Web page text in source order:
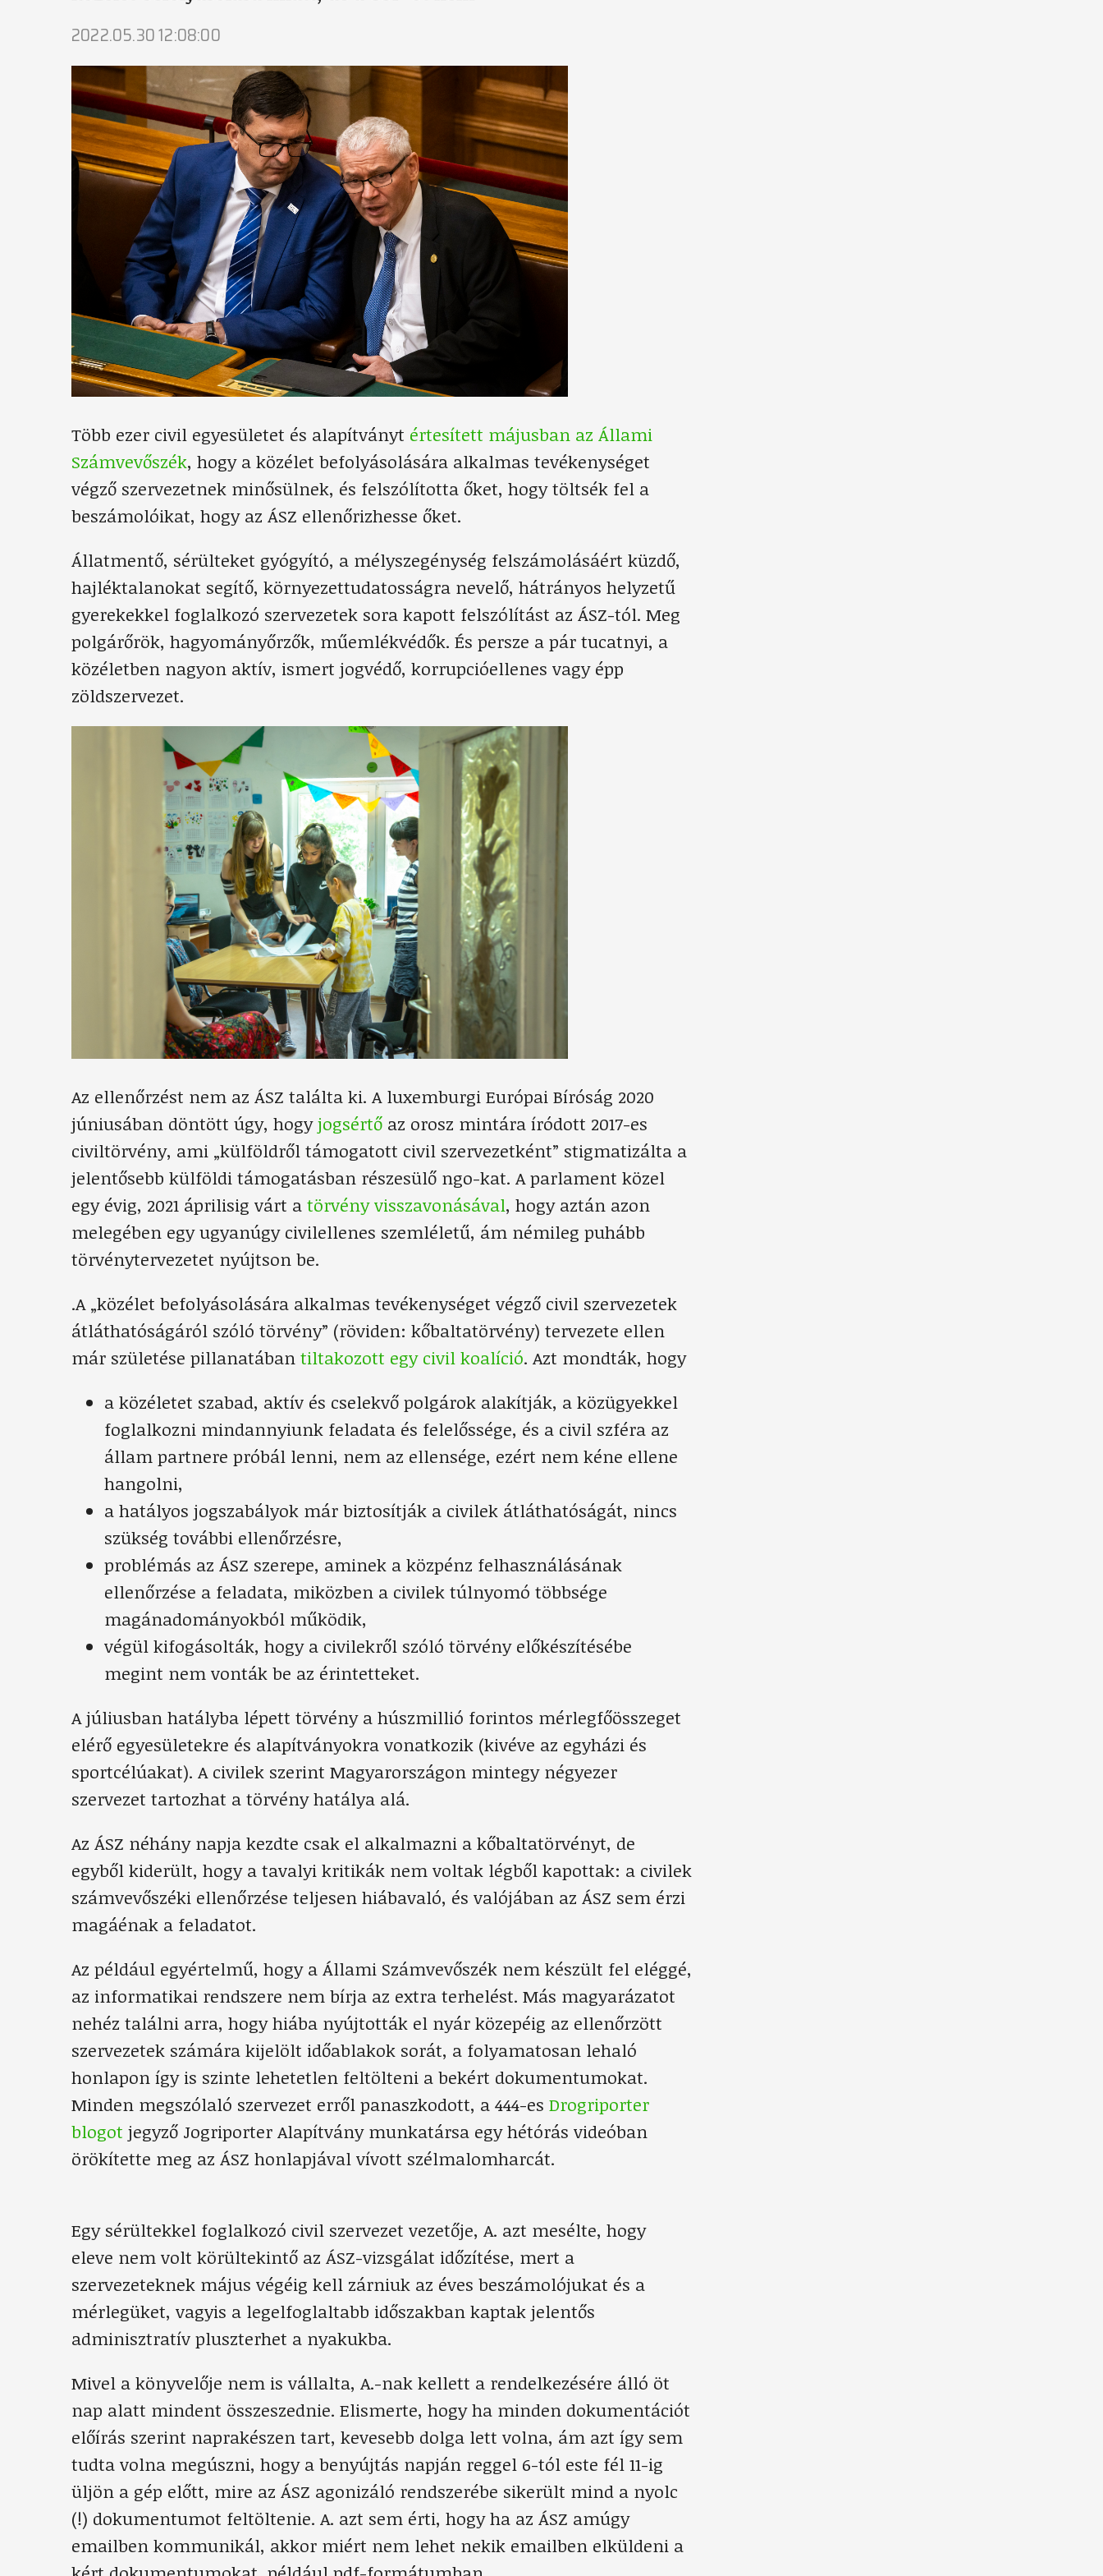
2022.05.30 12:08:00
Több ezer civil egyesületet és alapítványt értesített májusban az Állami
Számvevőszék, hogy a közélet befolyásolására alkalmas tevékenységet
végző szervezetnek minősülnek, és felszólította őket, hogy töltsék fel a
beszámolóikat, hogy az ÁSZ ellenőrizhesse őket.
Állatmentő, sérülteket gyógyító, a mélyszegénység felszámolásáért küzdő,
hajléktalanokat segítő, környezettudatosságra nevelő, hátrányos helyzetű
gyerekekkel foglalkozó szervezetek sora kapott felszólítást az ÁSZ-tól. Meg
polgárőrök, hagyományőrzők, műemlékvédők. És persze a pár tucatnyi, a
közéletben nagyon aktív, ismert jogvédő, korrupcióellenes vagy épp
zöldszervezet.
Az ellenőrzést nem az ÁSZ találta ki. A luxemburgi Európai Bíróság 2020
júniusában döntött úgy, hogyjogsértő az orosz mintára íródott 2017-es
civiltörvény, ami „külföldről támogatott civil szervezetként” stigmatizálta a
jelentősebb külföldi támogatásban részesülő ngo-kat. A parlament közel
egy évig, 2021 áprilisig várt a törvény visszavonásával, hogy aztán azon
melegében egy ugyanúgy civilellenes szemléletű, ám némileg puhább
törvénytervezetet nyújtson be.
.A „közélet befolyásolására alkalmas tevékenységet végző civil szervezetek
átláthatóságáról szóló törvény” (röviden: kőbaltatörvény) tervezete ellen
már születése pillanatában tiltakozott egy civil koalíció. Azt mondták, hogy
a közéletet szabad, aktív és cselekvő polgárok alakítják, a közügyekkel
foglalkozni mindannyiunk feladata és felelőssége, és a civil szféra az
állam partnere próbál lenni, nem az ellensége, ezért nem kéne ellene
hangolni,
a hatályos jogszabályok már biztosítják a civilek átláthatóságát, nincs
szükség további ellenőrzésre,
problémás az ÁSZ szerepe, aminek a közpénz felhasználásának
ellenőrzése a feladata, miközben a civilek túlnyomó többsége
magánadományokból működik,
végül kifogásolták, hogy a civilekről szóló törvény előkészítésébe
megint nem vonták be az érintetteket.
A júliusban hatályba lépett törvény a húszmillió forintos mérlegfőösszeget
elérő egyesületekre és alapítványokra vonatkozik (kivéve az egyházi és
sportcélúakat). A civilek szerint Magyarországon mintegy négyezer
szervezet tartozhat a törvény hatálya alá.
Az ÁSZ néhány napja kezdte csak el alkalmazni a kőbaltatörvényt, de
egyből kiderült, hogy a tavalyi kritikák nem voltak légből kapottak: a civilek
számvevőszéki ellenőrzése teljesen hiábavaló, és valójában az ÁSZ sem érzi
magáénak a feladatot.
Az például egyértelmű, hogy a Állami Számvevőszék nem készült fel eléggé,
az informatikai rendszere nem bírja az extra terhelést. Más magyarázatot
nehéz találni arra, hogy hiába nyújtották el nyár közepéig az ellenőrzött
szervezetek számára kijelölt időablakok sorát, a folyamatosan lehaló
honlapon így is szinte lehetetlen feltölteni a bekért dokumentumokat.
Minden megszólaló szervezet erről panaszkodott, a 444-es Drogriporter
blogot jegyző Jogriporter Alapítvány munkatársa egy hétórás videóban
örökítette meg az ÁSZ honlapjával vívott szélmalomharcát.
Egy sérültekkel foglalkozó civil szervezet vezetője, A. azt mesélte, hogy
eleve nem volt körültekintő az ÁSZ-vizsgálat időzítése, mert a
szervezeteknek május végéig kell zárniuk az éves beszámolójukat és a
mérlegüket, vagyis a legelfoglaltabb időszakban kaptak jelentős
adminisztratív pluszterhet a nyakukba.
Mivel a könyvelője nem is vállalta, A.-nak kellett a rendelkezésére álló öt
nap alatt mindent összeszednie. Elismerte, hogy ha minden dokumentációt
előírás szerint naprakészen tart, kevesebb dolga lett volna, ám azt így sem
tudta volna megúszni, hogy a benyújtás napján reggel 6-tól este fél 11-ig
üljön a gép előtt, mire az ÁSZ agonizáló rendszerébe sikerült mind a nyolc
(!) dokumentumot feltöltenie. A. azt sem érti, hogy ha az ÁSZ amúgy
emailben kommunikál, akkor miért nem lehet nekik emailben elküldeni a